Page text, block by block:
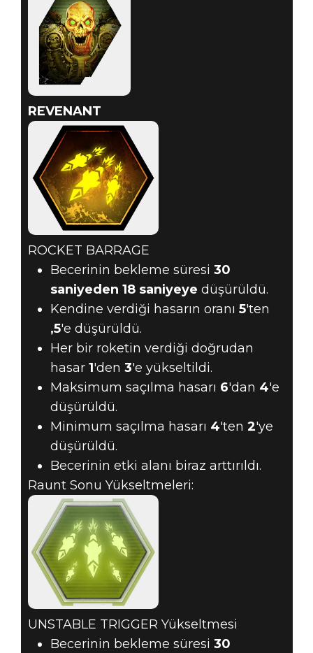
JULY 16
BATTLEMODE
UPDATE
REVENANT
ROCKET BARRAGE
Becerinin bekleme süresi 30
saniyeden 18 saniyeye düşürüldü.
Kendine verdiği hasarın oranı 5'ten
,5'e düşürüldü.
Her bir roketin verdiği doğrudan
hasar 1'den 3'e yükseltildi.
Maksimum saçılma hasarı 6'dan 4'e
düşürüldü.
Minimum saçılma hasarı 4'ten 2'ye
düşürüldü.
Becerinin etki alanı biraz arttırıldı.
Raunt Sonu Yükseltmeleri:
UNSTABLE TRIGGER Yükseltmesi
Becerinin bekleme süresi 30